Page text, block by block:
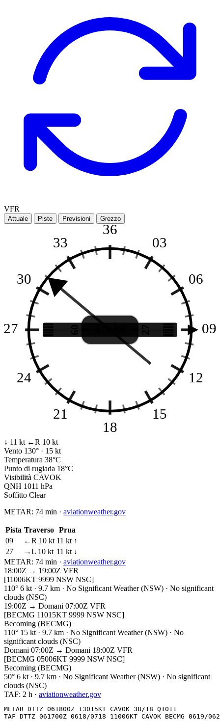
VFR
Attuale Piste Previsioni Grezzo
36
03
06
09
12
15
18
21
24
27
30
33
27
09 15 kt
↓ 11 kt ←R 10 kt
Vento 130° · 15 kt
Temperatura 38°C
Punto di rugiada 18°C
Visibilità CAVOK
QNH 1011 hPa
Soffitto Clear
METAR: 74 min · aviationweather.gov
Pista Traverso Prua
09
←R 10 kt 11 kt ↑
27
→L 10 kt 11 kt ↓
METAR: 74 min · aviationweather.gov
18:00Z → 19:00Z VFR
[11006KT 9999 NSW NSC]
110° 6 kt · 9.7 km · No Significant Weather (NSW) · No significant
clouds (NSC)
19:00Z → Domani 07:00Z VFR
[BECMG 11015KT 9999 NSW NSC]
Becoming (BECMG)
110° 15 kt · 9.7 km · No Significant Weather (NSW) · No
significant clouds (NSC)
Domani 07:00Z → Domani 18:00Z VFR
[BECMG 05006KT 9999 NSW NSC]
Becoming (BECMG)
50° 6 kt · 9.7 km · No Significant Weather (NSW) · No significant
clouds (NSC)
TAF: 2 h · aviationweather.gov
METAR DTTZ 061800Z 13015KT CAVOK 38/18 Q1011
TAF DTTZ 061700Z 0618/0718 11006KT CAVOK BECMG 0619/